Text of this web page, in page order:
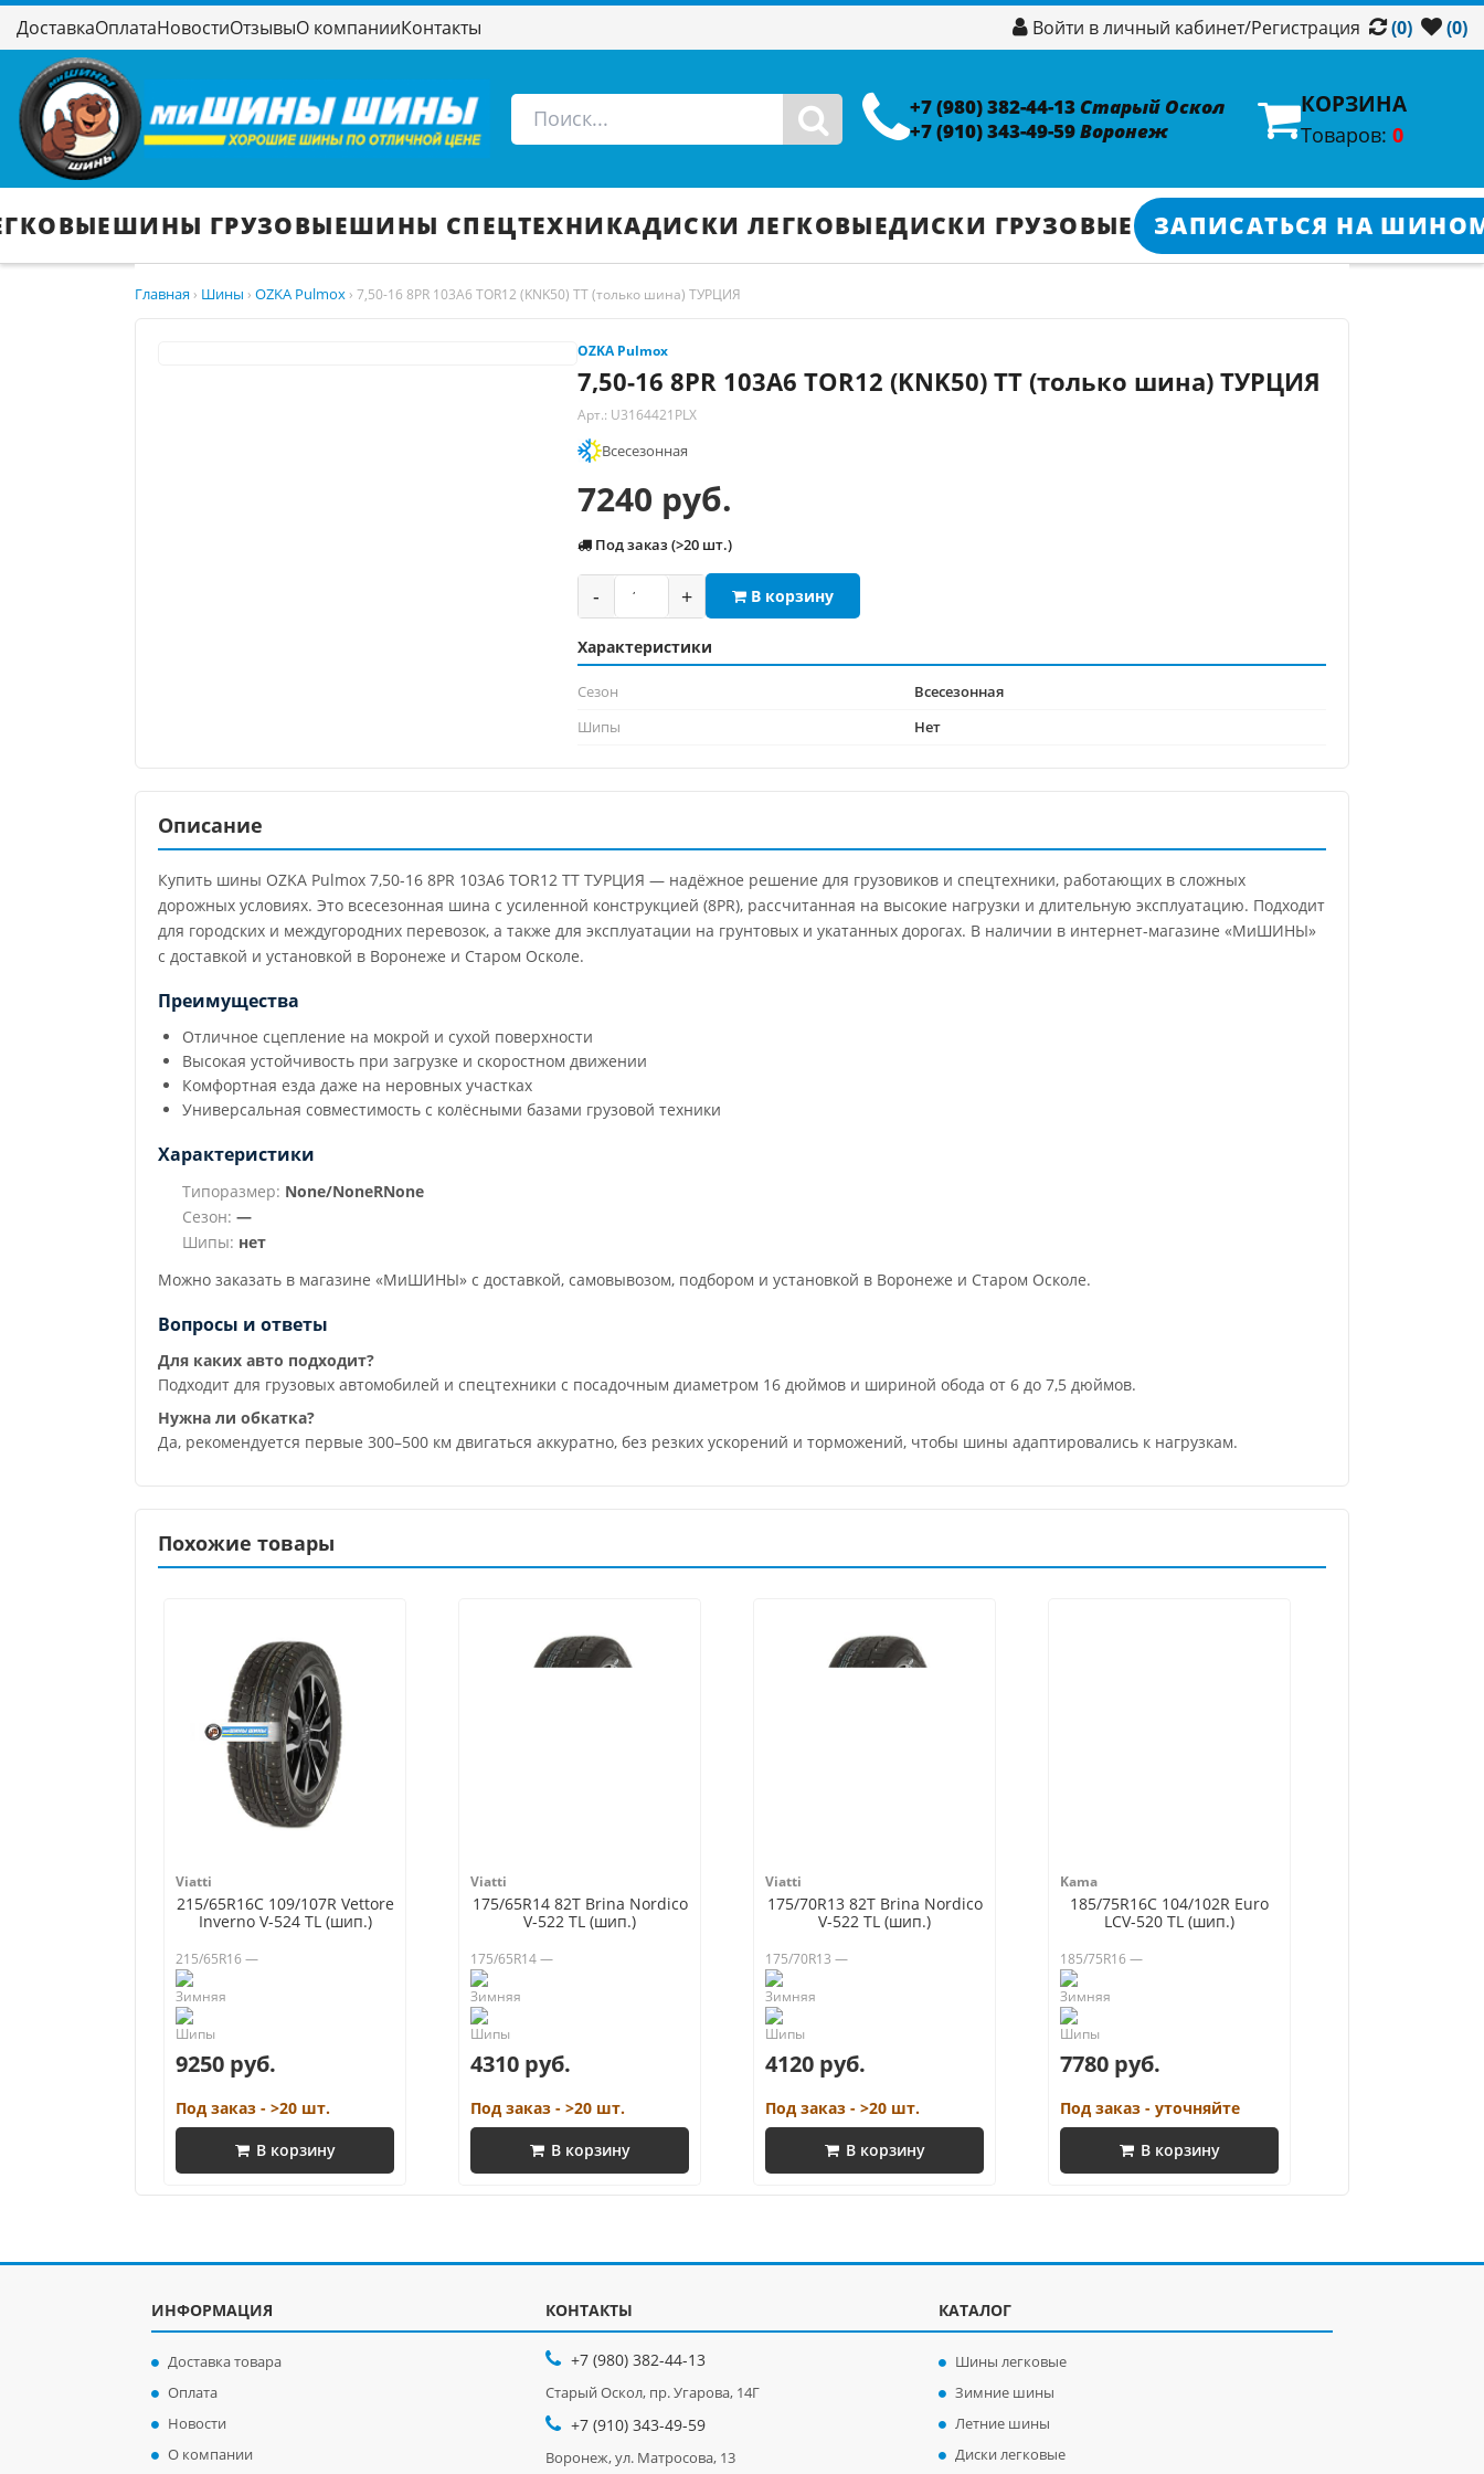
ДоставкаОплатаНовостиОтзывыО компанииКонтакты Войти в личный кабинет/Регистрация (0) (0)
+7 (980) 382-44-13 Старый Оскол
+7 (910) 343-49-59Воронеж
КОРЗИНА
Товаров: 0
ШИНЫ ГРУЗОВЫЕШИНЫ СПЕЦТЕХНИКАДИСКИ ЛЕГКОВЫЕДИСКИ ГРУЗОВЫЕ ЗАПИСАТЬСЯ НА
Главная › Шины › OZKA Pulmox › 7,50-16 8PR 103A6 TOR12 (KNK50) TT (только шина) ТУРЦИЯ
OZKA Pulmox
7,50-16 8PR 103A6 TOR12 (KNK50) TT (только шина) ТУРЦИЯ
Арт.: U3164421PLX
Всесезонная
7240 руб.
Под заказ (>20 шт.)
- + В корзину
Характеристики
Сезон
Всесезонная
Шипы
Нет
Описание
Купить шины OZKA Pulmox 7,50-16 8PR 103A6 TOR12 TT ТУРЦИЯ — надёжное решение для грузовиков и спецтехники, работающих в сложных
дорожных условиях. Это всесезонная шина с усиленной конструкцией (8PR), рассчитанная на высокие нагрузки и длительную эксплуатацию. Подходит
для городских и междугородних перевозок, а также для эксплуатации на грунтовых и укатанных дорогах. В наличии в интернет-магазине «МиШИНЫ»
с доставкой и установкой в Воронеже и Старом Осколе.
Преимущества
Отличное сцепление на мокрой и сухой поверхности
Высокая устойчивость при загрузке и скоростном движении
Комфортная езда даже на неровных участках
Универсальная совместимость с колёсными базами грузовой техники
Характеристики
Типоразмер: None/NoneRNone
Сезон: —
Шипы: нет
Можно заказать в магазине «МиШИНЫ» с доставкой, самовывозом, подбором и установкой в Воронеже и Старом Осколе.
Вопросы и ответы
Для каких авто подходит?
Подходит для грузовых автомобилей и спецтехники с посадочным диаметром 16 дюймов и шириной обода от 6 до 7,5 дюймов.
Нужна ли обкатка?
Да, рекомендуется первые 300–500 км двигаться аккуратно, без резких ускорений и торможений, чтобы шины адаптировались к нагрузкам.
Похожие товары
Viatti
215/65R16C 109/107R Vettore
Inverno V-524 TL (шип.)
215/65R16 —
9250 руб.
Под заказ - >20 шт.
В корзину
Viatti
175/65R14 82T Brina Nordico
V-522 TL (шип.)
175/65R14 —
4310 руб.
Под заказ - >20 шт.
В корзину
Viatti
175/70R13 82T Brina Nordico
V-522 TL (шип.)
175/70R13 —
4120 руб.
Под заказ - >20 шт.
В корзину
Kama
185/75R16C 104/102R Euro
LCV-520 TL (шип.)
185/75R16 —
7780 руб.
Под заказ - уточняйте
В корзину
ИНФОРМАЦИЯ
Доставка товара
Оплата
Новости
О компании
КОНТАКТЫ
+7 (980) 382-44-13
Старый Оскол, пр. Угарова, 14Г
+7 (910) 343-49-59
Воронеж, ул. Матросова, 13
КАТАЛОГ
Шины легковые
Зимние шины
Летние шины
Диски легковые